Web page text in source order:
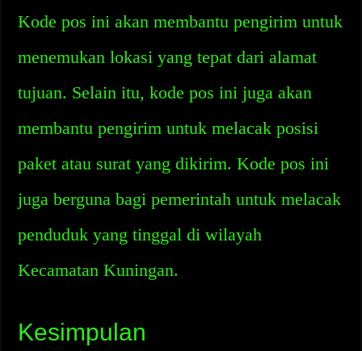
Kode pos ini akan membantu pengirim untuk
menemukan lokasi yang tepat dari alamat
tujuan. Selain itu, kode pos ini juga akan
membantu pengirim untuk melacak posisi
paket atau surat yang dikirim. Kode pos ini
juga berguna bagi pemerintah untuk melacak
penduduk yang tinggal di wilayah
Kecamatan Kuningan.
Kesimpulan